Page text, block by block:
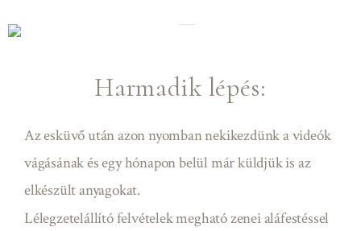
Harmadik lépés:
Az esküvő után azon nyomban nekikezdünk a videók
vágásának és egy hónapon belül már küldjük is az
elkészült anyagokat.
Lélegzetelállító felvételek megható zenei aláfestéssel